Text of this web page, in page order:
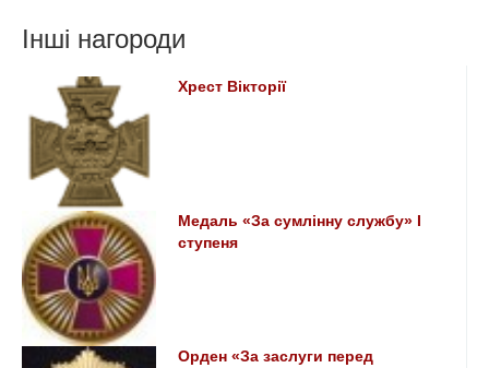
Інші нагороди
Хрест Вікторії
Медаль «За сумлінну службу» I
ступеня
Орден «За заслуги перед